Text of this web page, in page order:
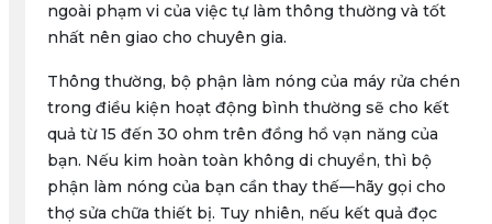
ngoài phạm vi của việc tự làm thông thường và tốt
nhất nên giao cho chuyên gia.
Thông thường, bộ phận làm nóng của máy rửa chén
trong điều kiện hoạt động bình thường sẽ cho kết
quả từ 15 đến 30 ohm trên đồng hồ vạn năng của
bạn. Nếu kim hoàn toàn không di chuyển, thì bộ
phận làm nóng của bạn cần thay thế—hãy gọi cho
thợ sửa chữa thiết bị. Tuy nhiên, nếu kết quả đọc